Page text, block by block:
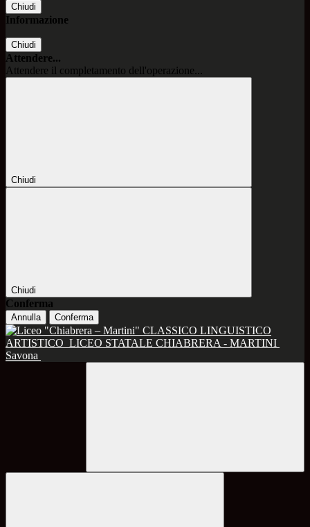
Chiudi
Informazione
Chiudi
Attendere...
Attendere il completamento dell'operazione...
Chiudi
Chiudi
Conferma
Annulla Conferma
CLASSICO LINGUISTICO
ARTISTICO LICEO STATALE CHIABRERA - MARTINI
Savona